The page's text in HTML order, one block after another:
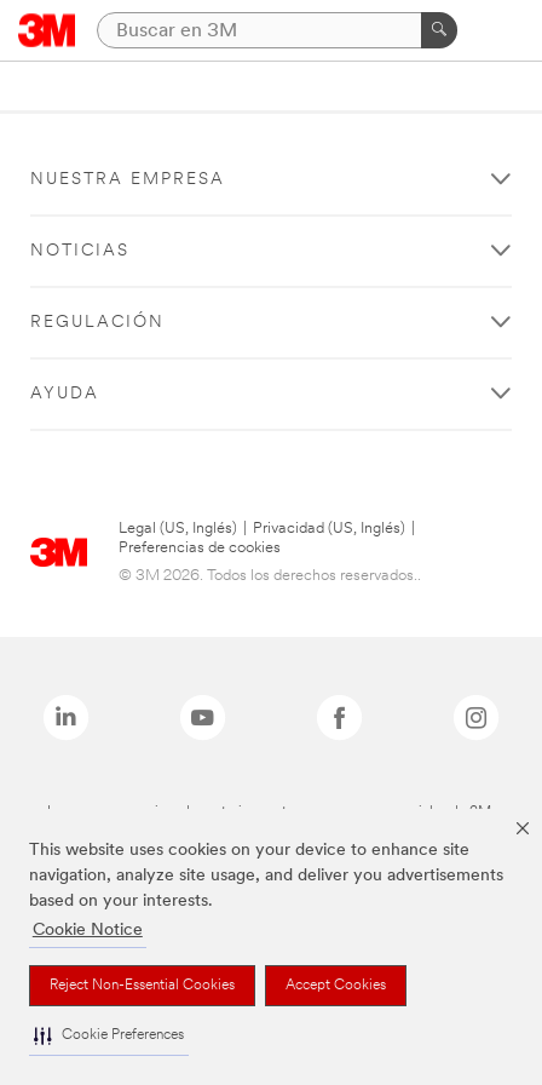
This website uses cookies on your device to enhance site
navigation, analyze site usage, and deliver you advertisements
based on your interests.
Cookie Notice
Reject Non-Essential Cookies Accept Cookies
Cookie Preferences
NUESTRA EMPRESA
NOTICIAS
REGULACIÓN
AYUDA
Legal (US, Inglés) Privacidad (US, Inglés)
Preferencias de cookies
© 3M 2026. Todos los derechos reservados..
Las marcas mencionadas anteriormente son marcas comerciales de 3M.